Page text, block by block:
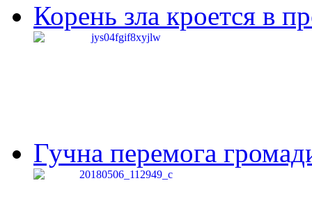
Корень зла кроется в
Гучна перемога